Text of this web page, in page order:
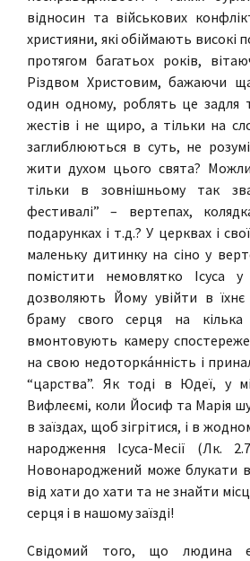
відносин та військових
християни, які обіймають високі
протягом багатьох років,
Різдвом Христовим, бажаючи
один одному, роблять це задля
жестів і не щиро, а тільки на
заглиблюються в суть, не
жити духом цього свята?
тільки в зовнішньому так
фестивалі” – вертепах,
подарунках і т.д.? У церквах і
маленьку дитинку на сіно у
помістити немовлятко Ісуса
дозволяють Йому увійти в
браму свого серця на
вмонтовують камеру
на свою недоторка́нність і
“царства”. Як тоді в Юдеї, у
Вифлеємі, коли Йосиф та Марія
в заїздах, щоб зігрітися, і в
народження Ісуса-Месії (Лк.
Новонароджений може блукати
від хати до хати та не знайти
серця і в нашому заїзді!
Свідомий того, що людина